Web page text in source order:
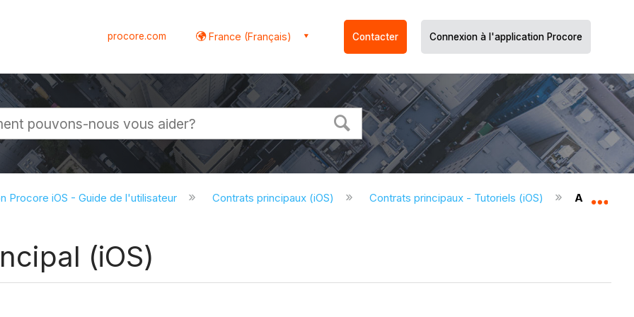
procore.com France (Français) Contacter Connexion à l'application Procore
Procore iOS - Guide de l'utilisateur Contrats principaux (iOS) Contrats principaux - Tutoriels (iOS) Afficher
(iOS)